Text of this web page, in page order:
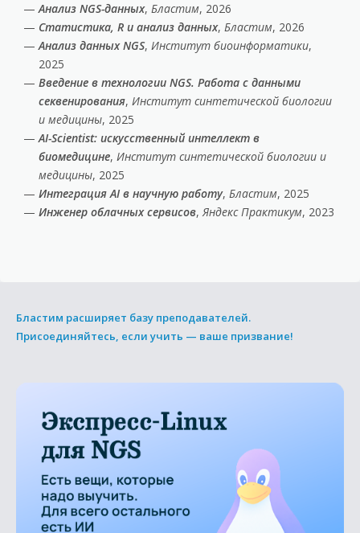
Анализ NGS-данных,Бластим, 2026
Статистика, R и анализ данных,Бластим, 2026
Анализ данных NGS,Институт биоинформатики,
2025
Введение в технологии NGS. Работа с данными
секвенирования,Институт синтетической биологии
и медицины, 2025
AI-Scientist: искусственный интеллект в
биомедицине,Институт синтетической биологии и
медицины, 2025
Интеграция AI в научную работу,Бластим, 2025
Инженер облачных сервисов,Яндекс Практикум, 2023
Бластим расширяет базу преподавателей.
Присоединяйтесь, если учить — ваше призвание!